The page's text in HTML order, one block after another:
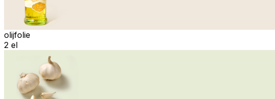
olijfolie
2 el